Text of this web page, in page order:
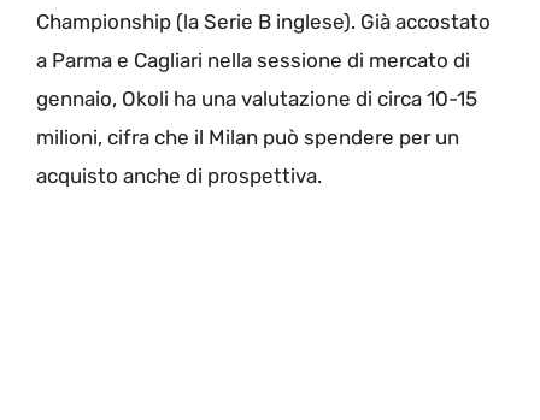
Championship (la Serie B inglese). Già accostato
a Parma e Cagliari nella sessione di mercato di
gennaio, Okoli ha una valutazione di circa 10-15
milioni, cifra che il Milan può spendere per un
acquisto anche di prospettiva.